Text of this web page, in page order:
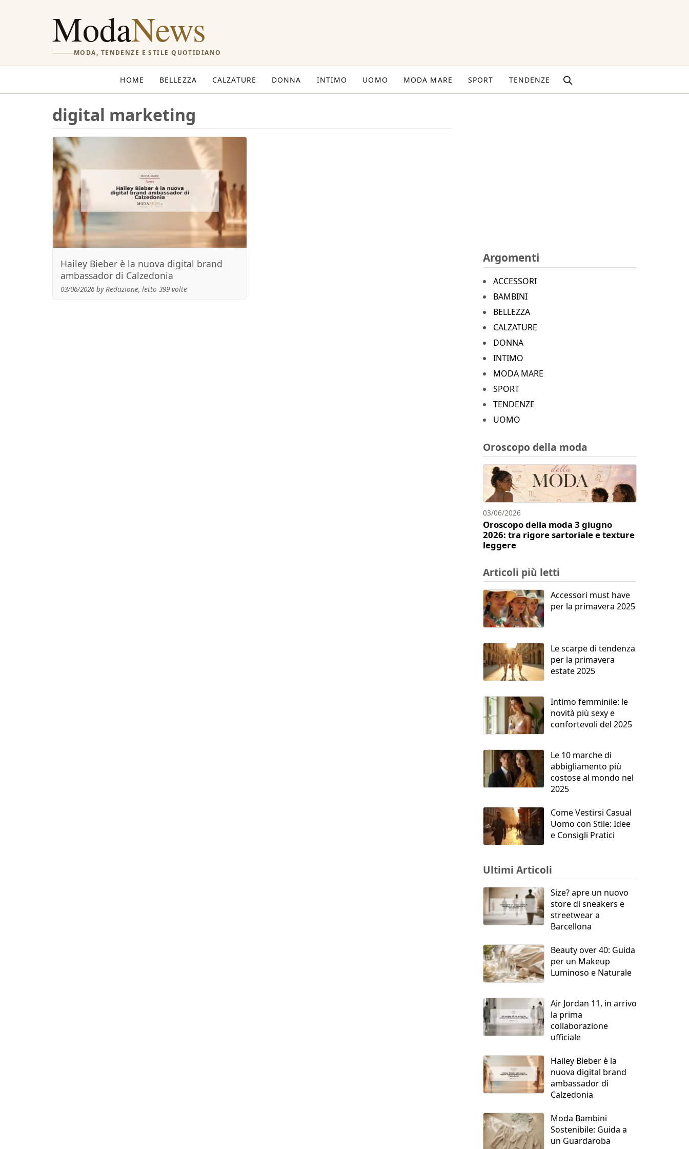
ModaNews
MODA, TENDENZE E STILE QUOTIDIANO
HOME BELLEZZA CALZATURE DONNA INTIMO UOMO MODA MARE SPORT TENDENZE
digital marketing
Hailey Bieber è la nuova digital brand
ambassador di Calzedonia
03/06/2026 by Redazione, letto 399 volte
Argomenti
ACCESSORI
BAMBINI
BELLEZZA
CALZATURE
DONNA
INTIMO
MODA MARE
SPORT
TENDENZE
UOMO
Oroscopo della moda
03/06/2026
Oroscopo della moda 3 giugno
2026: tra rigore sartoriale e texture
leggere
Articoli più letti
Accessori must have
per la primavera 2025
Le scarpe di tendenza
per la primavera
estate 2025
Intimo femminile: le
novità più sexy e
confortevoli del 2025
Le 10 marche di
abbigliamento più
costose al mondo nel
2025
Come Vestirsi Casual
Uomo con Stile: Idee
e Consigli Pratici
Ultimi Articoli
Size? apre un nuovo
store di sneakers e
streetwear a
Barcellona
Beauty over 40: Guida
per un Makeup
Luminoso e Naturale
Air Jordan 11, in arrivo
la prima
collaborazione
ufficiale
Hailey Bieber è la
nuova digital brand
ambassador di
Calzedonia
Moda Bambini
Sostenibile: Guida a
un Guardaroba